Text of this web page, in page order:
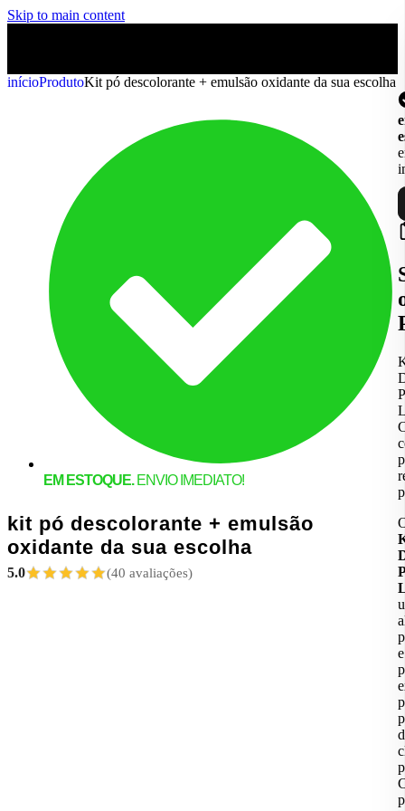
Skip to main content
inícioProdutoKit pó descolorante + emulsão oxidante da sua escolha
EM ESTOQUE.ENVIO IMEDIATO!
kit pó descolorante + emulsão
oxidante da sua escolha
5.0 (40 avaliações)
e